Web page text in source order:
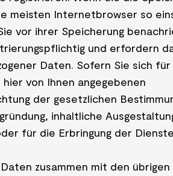
meisten Internetbrowser so
vor ihrer Speicherung
und erfordern
Daten. Sofern Sie sich für
von Ihnen angegebenen
der gesetzlichen
inhaltliche
für die Erbringung der
zusammen mit den